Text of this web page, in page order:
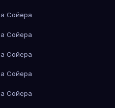
Сойера
Сойера
Сойера
Сойера
Сойера